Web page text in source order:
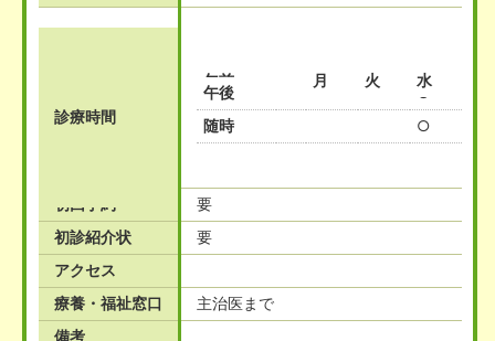
診療時間
月 火 水
午前
午後 ○
随時
○
初回予約
要
初診紹介状
要
アクセス
療養・福祉窓口
主治医まで
備考